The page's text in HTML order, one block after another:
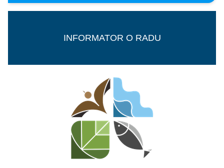
INFORMATOR O RADU